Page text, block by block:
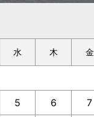
水 木 金
5 6 7